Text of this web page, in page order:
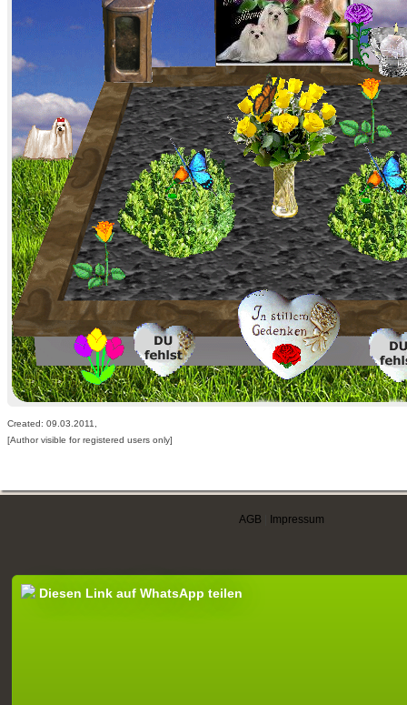
Created: 09.03.2011,
[Author visible for registered users only]
AGB Impressum
Diesen Link auf WhatsApp teilen